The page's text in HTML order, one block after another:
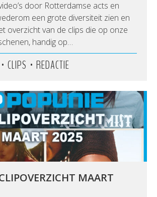
door Rotterdamse acts en
een grote diversiteit zien en
overzicht van de clips die op onze
handig op…
• CLIPS • REDACTIE
MAART